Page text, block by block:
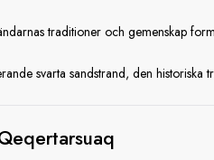
traditioner och gemenskap
svarta sandstrand, den historiska